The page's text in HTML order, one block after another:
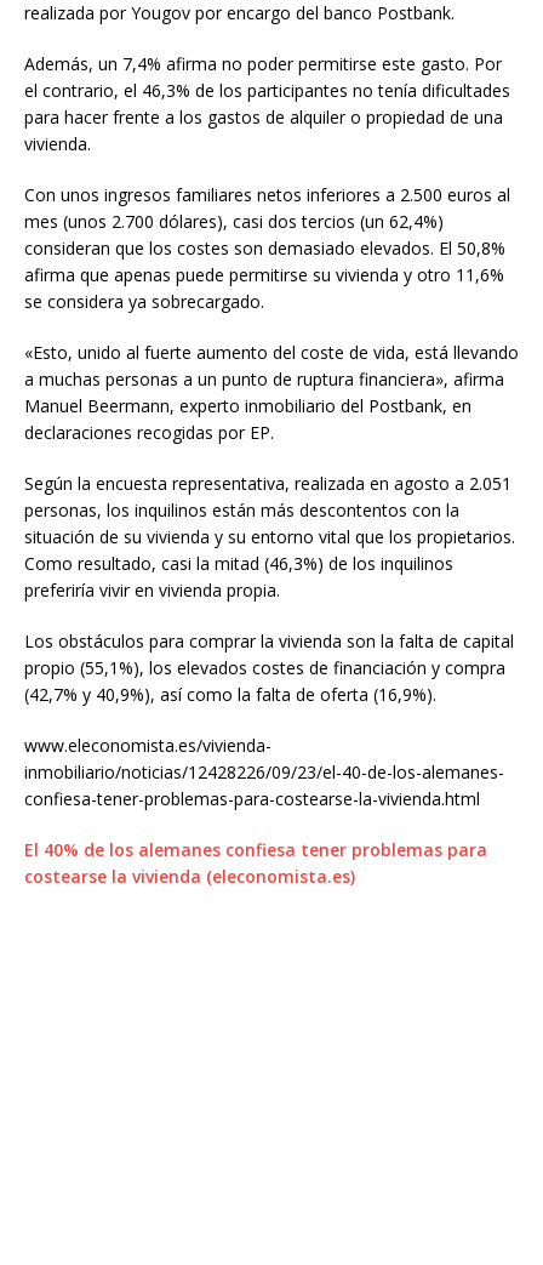
realizada por Yougov por encargo del banco Postbank.
Además, un 7,4% afirma no poder permitirse este gasto. Por
el contrario, el 46,3% de los participantes no tenía dificultades
para hacer frente a los gastos de alquiler o propiedad de una
vivienda.
Con unos ingresos familiares netos inferiores a 2.500 euros al
mes (unos 2.700 dólares), casi dos tercios (un 62,4%)
consideran que los costes son demasiado elevados. El 50,8%
afirma que apenas puede permitirse su vivienda y otro 11,6%
se considera ya sobrecargado.
«Esto, unido al fuerte aumento del coste de vida, está llevando
a muchas personas a un punto de ruptura financiera», afirma
Manuel Beermann, experto inmobiliario del Postbank, en
declaraciones recogidas por EP.
Según la encuesta representativa, realizada en agosto a 2.051
personas, los inquilinos están más descontentos con la
situación de su vivienda y su entorno vital que los propietarios.
Como resultado, casi la mitad (46,3%) de los inquilinos
preferiría vivir en vivienda propia.
Los obstáculos para comprar la vivienda son la falta de capital
propio (55,1%), los elevados costes de financiación y compra
(42,7% y 40,9%), así como la falta de oferta (16,9%).
www.eleconomista.es/vivienda-
inmobiliario/noticias/12428226/09/23/el-40-de-los-alemanes-
confiesa-tener-problemas-para-costearse-la-vivienda.html
El 40% de los alemanes confiesa tener problemas para
costearse la vivienda (eleconomista.es)